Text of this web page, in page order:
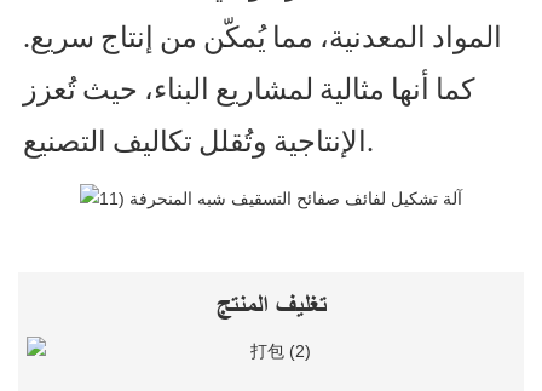
المواد المعدنية، مما يُمكّن من إنتاج سريع.
كما أنها مثالية لمشاريع البناء، حيث تُعزز
الإنتاجية وتُقلل تكاليف التصنيع.
تغليف المنتج